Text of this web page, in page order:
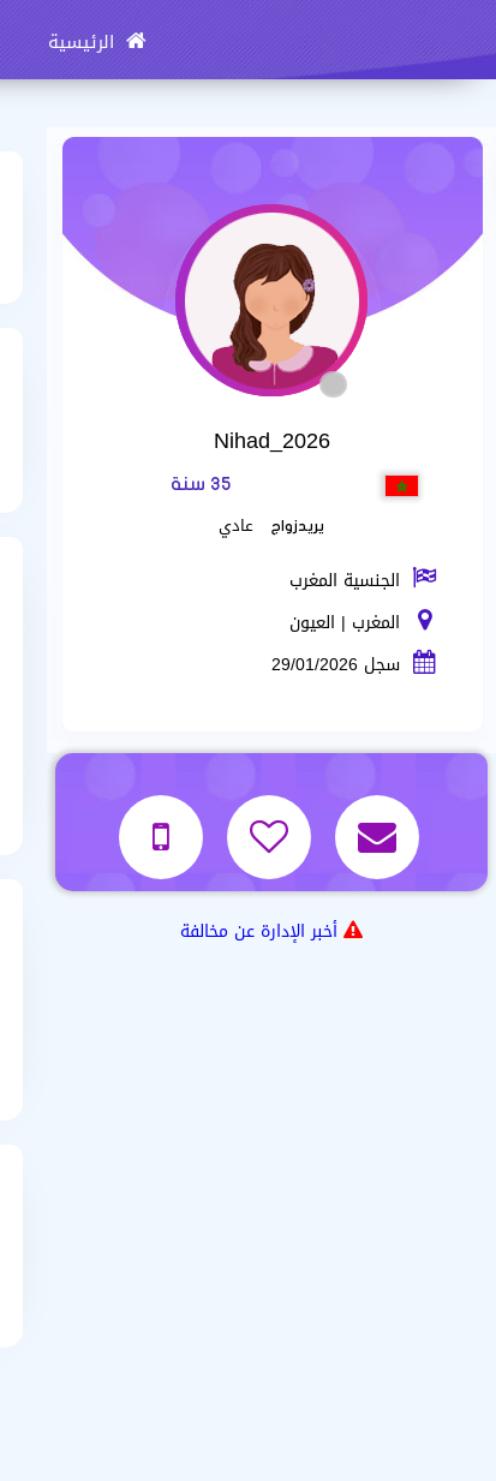
الرئيسية
Nihad_2026
35 سنة
يريدزواج عادي
الجنسية المغرب
المغرب | العيون
سجل 29/01/2026
أخبر الإدارة عن مخالفة